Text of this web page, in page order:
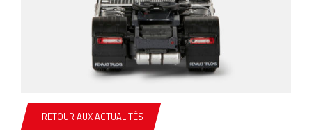
RETOUR AUX ACTUALITÉS